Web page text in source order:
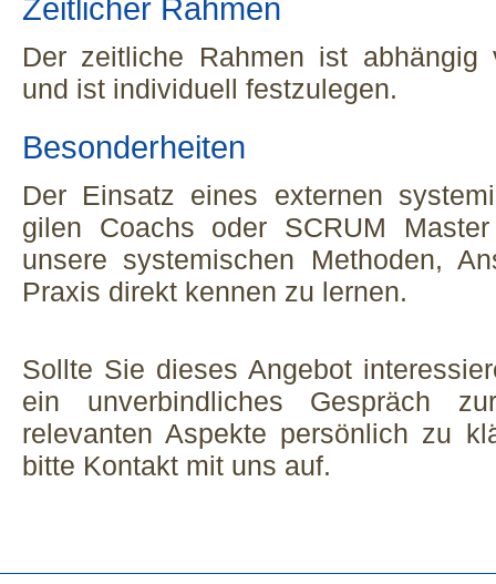
Zeitlicher Rahmen
Der zeitliche Rahmen ist abhängig
und ist individuell festzulegen.
Besonderheiten
Der Einsatz eines externen
gilen Coachs oder SCRUM
unsere systemischen Methoden,
Praxis direkt kennen zu lernen.
Sollte Sie dieses Angebot
ein unverbindliches Gespräch
relevanten Aspekte persönlich zu
bitte Kontakt mit uns auf.